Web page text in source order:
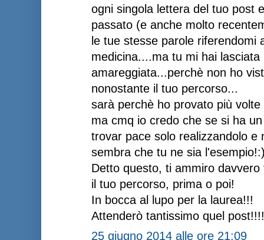
ogni singola lettera del tuo post
passato (e anche molto
le tue stesse parole riferendomi
medicina....ma tu mi hai
amareggiata...perchè non ho
nonostante il tuo percorso...
sarà perchè ho provato più
ma cmq io credo che se si ha
trovar pace solo realizzandolo e
sembra che tu ne sia
Detto questo, ti ammiro
il tuo percorso, prima o poi!
In bocca al lupo per la laurea!!!
Attenderò tantissimo quel
25 giugno 2014 alle ore 21:09